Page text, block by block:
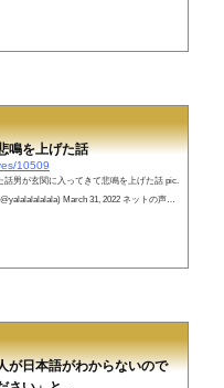
鳴を上げた話
10509
男が玄関に入ってきて悲鳴を上げた話 pic.
March 31, 2022 ネットの声
が日本語がわからないので